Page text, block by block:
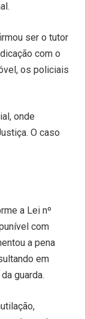
ser o tutor
com o
os policiais
onde
O caso
a Lei nº
com
a pena
em
guarda.